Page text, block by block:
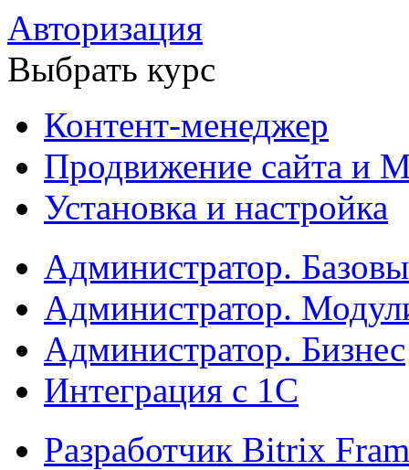
Авторизация
Выбрать курс
Контент-менеджер
Продвижение сайта и
Установка и настройка
Администратор.
Администратор.
Администратор. Бизнес
Интеграция с 1С
Разработчик Bitrix